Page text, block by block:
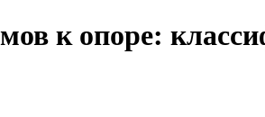
к опоре: